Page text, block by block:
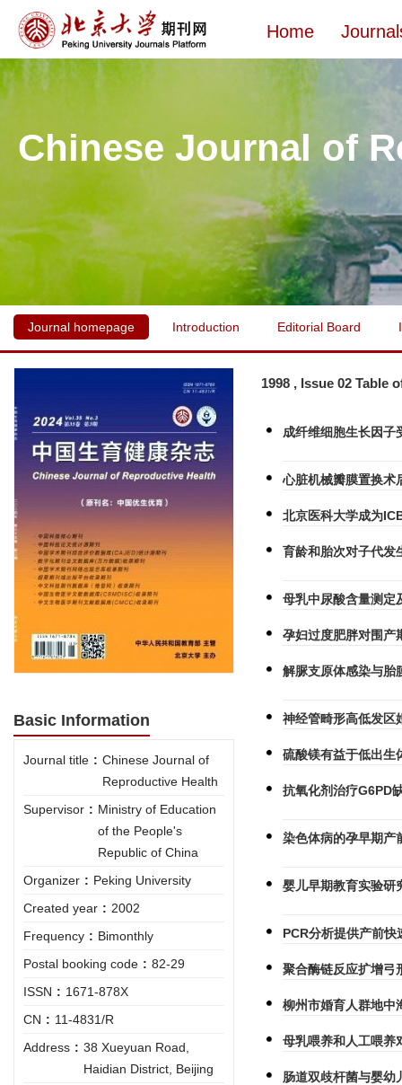
Home
Chinese Journal of
Journal homepage Introduction Editorial Board
Basic Information
Journal title : Chinese Journal of
Reproductive Health
Supervisor : Ministry of Education
of the People's
Republic of China
Organizer : Peking University
Created year : 2002
Frequency : Bimonthly
Postal booking code : 82-29
ISSN : 1671-878X
CN : 11-4831/R
Address : 38 Xueyuan Road,
Haidian District, Beijing
1998 , Issue 02 Table
成纤维细胞生长因
心脏机械瓣膜置换术
北京医科大学成为
育龄和胎次对子代发
母乳中尿酸含量测定
孕妇过度肥胖对围产
解脲支原体感染与胎
神经管畸形高低发区
硫酸镁有益于低出生
抗氧化剂治疗G6PD
染色体病的孕早期产
婴儿早期教育实验研
PCR分析提供产前快
聚合酶链反应扩增弓
柳州市婚育人群地中
母乳喂养和人工喂养
肠道双歧杆菌与婴幼